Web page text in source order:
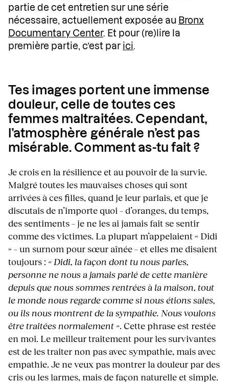
partie de cet entretien sur une série
nécessaire, actuellement exposée au Bronx
Documentary Center. Et pour (re)lire la
première partie, c’est par ici.
Tes images portent une immense
douleur, celle de toutes ces
femmes maltraitées. Cependant,
l’atmosphère générale n’est pas
misérable. Comment as-tu fait ?
Je crois en la résilience et au pouvoir de la survie.
Malgré toutes les mauvaises choses qui sont
arrivées à ces filles, quand je leur parlais, et que je
discutais de n’importe quoi – d’oranges, du temps,
des sentiments – je ne les ai jamais fait se sentir
comme des victimes. La plupart m’appelaient « Didi
» – un surnom pour sœur aînée – et elles me disaient
toujours : « Didi, la façon dont tu nous parles,
personne ne nous a jamais parlé de cette manière
depuis que nous sommes rentrées à la maison, tout
le monde nous regarde comme si nous étions sales,
ou ils nous montrent de la sympathie. Nous voulons
être traitées normalement ». Cette phrase est restée
en moi. Le meilleur traitement pour les survivantes
est de les traiter non pas avec sympathie, mais avec
empathie. Je ne veux pas montrer la douleur par des
cris ou les larmes, mais de façon naturelle et simple.